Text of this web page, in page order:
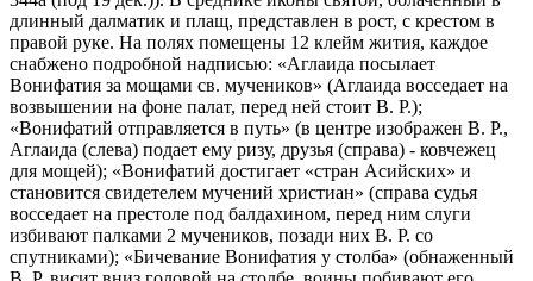
длинный далматик и плащ, представлен в рост, с крестом в
правой руке. На полях помещены 12 клейм жития, каждое
снабжено подробной надписью: «Аглаида посылает
Вонифатия за мощами св. мучеников» (Аглаида восседает на
возвышении на фоне палат, перед ней стоит В. Р.);
«Вонифатий отправляется в путь» (в центре изображен В. Р.,
Аглаида (слева) подает ему ризу, друзья (справа) - ковчежец
для мощей); «Вонифатий достигает «стран Асийских» и
становится свидетелем мучений христиан» (справа судья
восседает на престоле под балдахином, перед ним слуги
избивают палками 2 мучеников, позади них В. Р. со
спутниками); «Бичевание Вонифатия у столба» (обнаженный